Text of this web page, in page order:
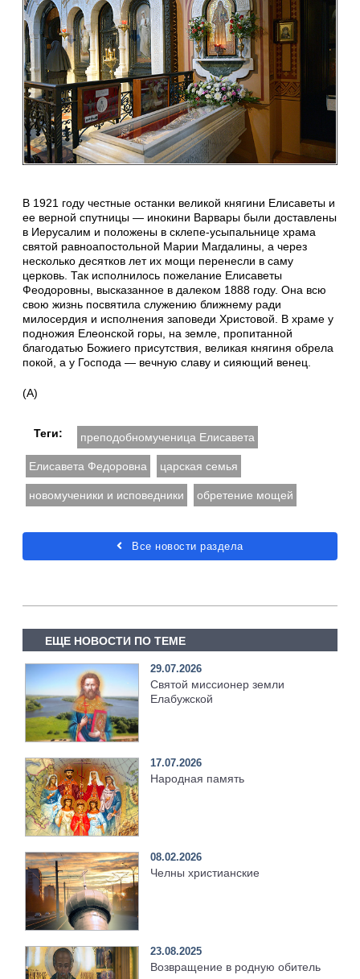
В 1921 году честные останки великой княгини Елисаветы и
ее верной спутницы — инокини Варвары были доставлены
в Иерусалим и положены в склепе-усыпальнице храма
святой равноапостольной Марии Магдалины, а через
несколько десятков лет их мощи перенесли в саму
церковь. Так исполнилось пожелание Елисаветы
Феодоровны, высказанное в далеком 1888 году. Она всю
свою жизнь посвятила служению ближнему ради
милосердия и исполнения заповеди Христовой. В храме у
подножия Елеонской горы, на земле, пропитанной
благодатью Божиего присутствия, великая княгиня обрела
покой, а у Господа — вечную славу и сияющий венец.
(А)
Теги: преподобномученица Елисавета
Елисавета Федоровна царская семья
новомученики и исповедники обретение мощей
Все новости раздела
ЕЩЕ НОВОСТИ ПО ТЕМЕ
29.07.2026
Святой миссионер земли
Елабужской
17.07.2026
Народная память
08.02.2026
Челны христианские
23.08.2025
Возвращение в родную обитель